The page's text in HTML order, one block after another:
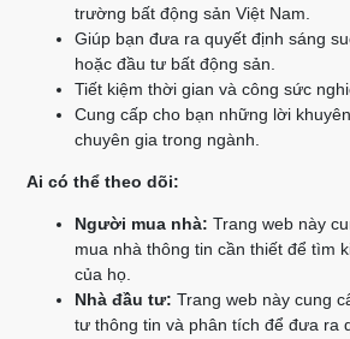
trường bất động sản Việt Nam.
Giúp bạn đưa ra quyết định sáng
hoặc đầu tư bất động sản.
Tiết kiệm thời gian và công sức
Cung cấp cho bạn những lời
chuyên gia trong ngành.
Ai có thể theo dõi:
Người mua nhà: Trang web này
mua nhà thông tin cần thiết để tìm
của họ.
Nhà đầu tư: Trang web này cung
tư thông tin và phân tích để đưa ra